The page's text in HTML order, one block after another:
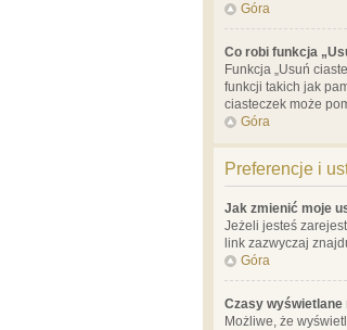
Góra
Co robi funkcja
Funkcja „Usuń
funkcji takich jak
ciasteczek może
Góra
Preferencje i
Jak zmienić moje
Jeżeli jesteś
link zazwyczaj
Góra
Czasy wyświetlane
Możliwe, że